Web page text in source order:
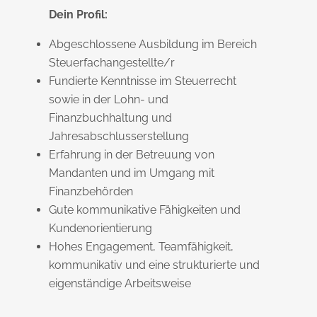
Dein Profil:
Abgeschlossene Ausbildung im Bereich
Steuerfachangestellte/r
Fundierte Kenntnisse im Steuerrecht
sowie in der Lohn- und
Finanzbuchhaltung und
Jahresabschlusserstellung
Erfahrung in der Betreuung von
Mandanten und im Umgang mit
Finanzbehörden
Gute kommunikative Fähigkeiten und
Kundenorientierung
Hohes Engagement, Teamfähigkeit,
kommunikativ und eine strukturierte und
eigenständige Arbeitsweise